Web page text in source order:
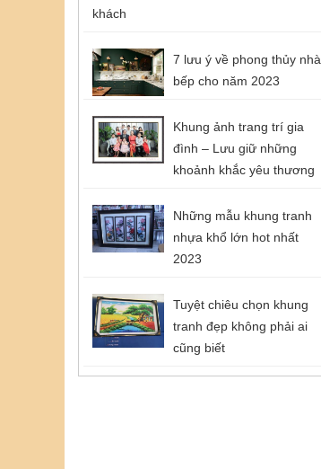
khách
7 lưu ý về phong thủy nhà
bếp cho năm 2023
Khung ảnh trang trí gia
đình – Lưu giữ những
khoảnh khắc yêu thương
Những mẫu khung tranh
nhựa khổ lớn hot nhất
2023
Tuyệt chiêu chọn khung
tranh đẹp không phải ai
cũng biết